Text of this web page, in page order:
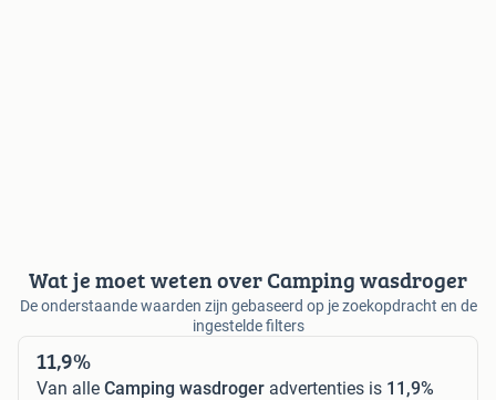
Wat je moet weten over Camping wasdroger
De onderstaande waarden zijn gebaseerd op je zoekopdracht en de
ingestelde filters
11,9%
Van alle Camping wasdroger advertenties is 11,9%